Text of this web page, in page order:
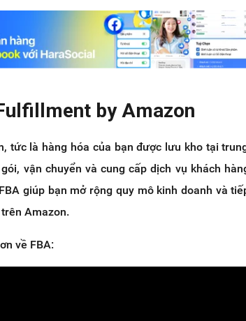
by Amazon
tức là hàng hóa của bạn được lưu kho tại
vận chuyển và cung cấp dịch vụ khách
giúp bạn mở rộng quy mô kinh doanh và
Amazon.
về FBA: